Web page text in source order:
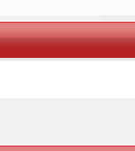
att hålla all
spreadsheet
men ditt
spelande.